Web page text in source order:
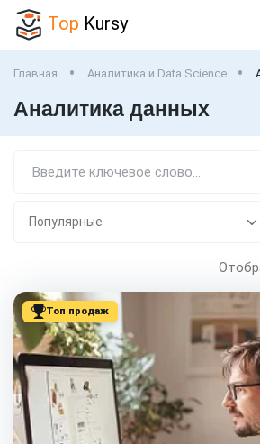
Top Kursy
Главная Аналитика и Data Science
Аналитика данных
Топ продаж